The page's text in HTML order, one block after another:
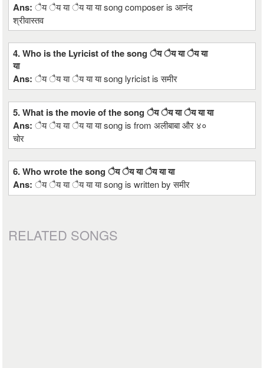
Ans:ैय ैय या ैय या या song composer is आनंद
श्रीवास्तव
4. Who is the Lyricist of the song ैय ैय या ैय या
या
Ans:ैय ैय या ैय या या song lyricist is समीर
5. What is the movie of the song ैय ैय या ैय या या
Ans:ैय ैय या ैय या या song is from अलीबाबा और ४०
चोर
6. Who wrote the song ैय ैय या ैय या या
Ans:ैय ैय या ैय या या song is written by समीर
RELATED SONGS